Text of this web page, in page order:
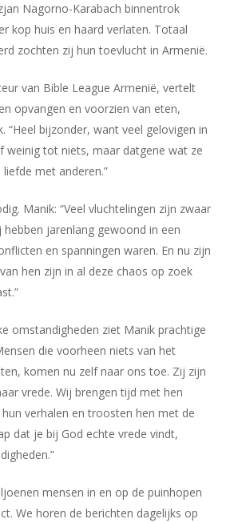
Nagorno-Karabach binnentrok
kop huis en haard verlaten. Totaal
zochten zij hun toevlucht in Armenië.
van Bible League Armenië, vertelt
opvangen en voorzien van eten,
“Heel bijzonder, want veel gelovigen in
weinig tot niets, maar datgene wat ze
met anderen.”
Manik: “Veel vluchtelingen zijn zwaar
hebben jarenlang gewoond in een
en spanningen waren. En nu zijn
hen zijn in al deze chaos op zoek
omstandigheden ziet Manik prachtige
die voorheen niets van het
komen nu zelf naar ons toe. Zij zijn
vrede. Wij brengen tijd met hen
verhalen en troosten hen met de
dat je bij God echte vrede vindt,
mensen in en op de puinhopen
We horen de berichten dagelijks op